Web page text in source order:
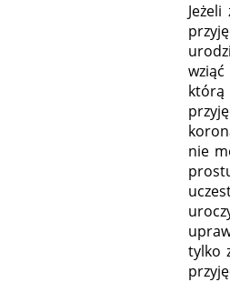
wziąć
którą
nie
tylko